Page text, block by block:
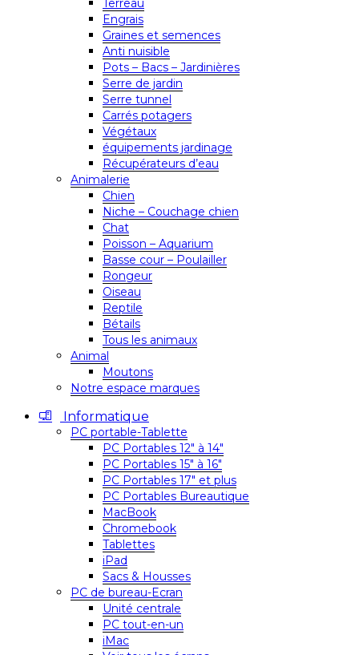
Terreau
Engrais
Graines et semences
Anti nuisible
Pots – Bacs – Jardinières
Serre de jardin
Serre tunnel
Carrés potagers
Végétaux
équipements jardinage
Récupérateurs d’eau
Animalerie
Chien
Niche – Couchage chien
Chat
Poisson – Aquarium
Basse cour – Poulailler
Rongeur
Oiseau
Reptile
Bétails
Tous les animaux
Animal
Moutons
Notre espace marques
Informatique
PC portable-Tablette
PC Portables 12″ à 14″
PC Portables 15″ à 16″
PC Portables 17″ et plus
PC Portables Bureautique
MacBook
Chromebook
Tablettes
iPad
Sacs & Housses
PC de bureau-Ecran
Unité centrale
PC tout-en-un
iMac